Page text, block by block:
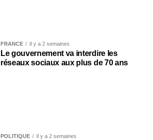
FRANCE Il y a 2 semaines
Le gouvernement va interdire les
réseaux sociaux aux plus de 70 ans
POLITIQUE Il y a 2 semaines